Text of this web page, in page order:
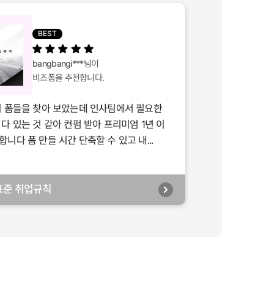
BEST
bangbangi***님이
비즈폼을 추천합니다.
폼들을 찾아 보았는데 인사팀에서 필요한
있는 것 같아 컨펌 받아 프리미엄 1년 이
니다 폼 만들 시간 단축할 수 있고 내...
취업규칙